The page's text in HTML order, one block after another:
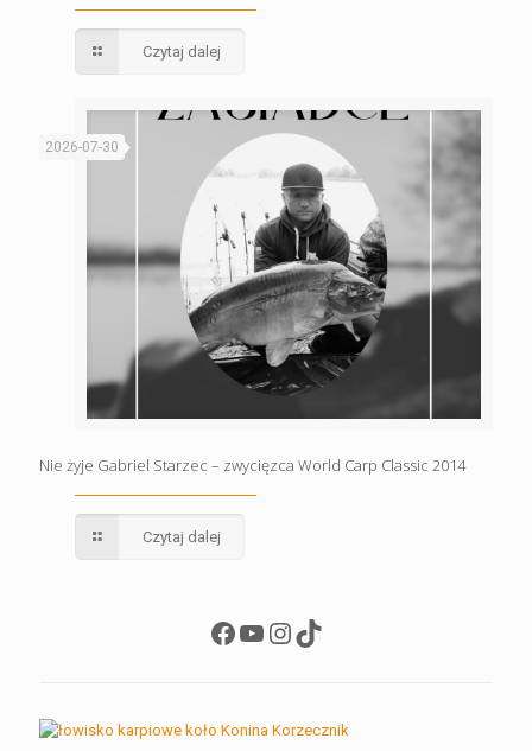
Czytaj dalej
2026-07-30
Nie żyje Gabriel Starzec – zwycięzca World Carp Classic 2014
Czytaj dalej
Facebook
YouTube
Instagram
TikTok